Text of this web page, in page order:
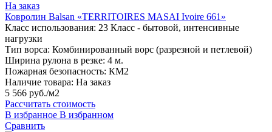
На заказ
Ковролин Balsan «TERRITOIRES MASAI Ivoire 661»
Класс использования: 23 Класс - бытовой, интенсивные
нагрузки
Тип ворса: Комбинированный ворс (разрезной и петлевой)
Ширина рулона в резке: 4 м.
Пожарная безопасность: КМ2
Наличие товара: На заказ
5 566 руб./м2
Рассчитать стоимость
В избранное В избранном
Сравнить